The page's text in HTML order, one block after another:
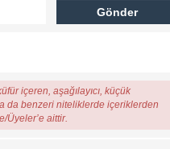
içeren, aşağılayıcı, küçük
da benzeri niteliklerde içeriklerden
Üyeler’e aittir.